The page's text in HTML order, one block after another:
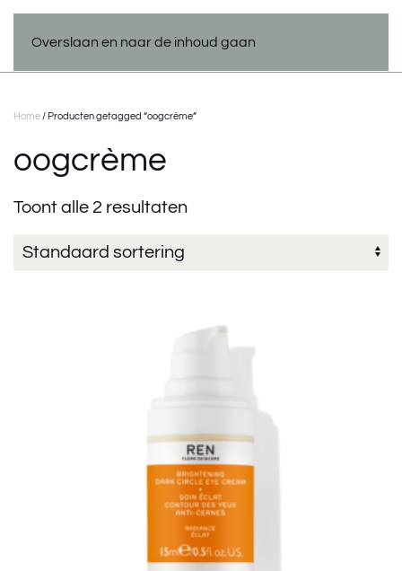
Overslaan en naar de inhoud gaan
Home / Producten getagged “oogcrème”
oogcrème
Toont alle 2 resultaten